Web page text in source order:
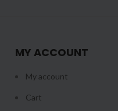
MY ACCOUNT
My account
Cart